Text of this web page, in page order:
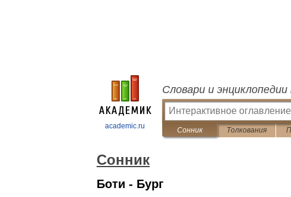
academic.ru
Словари и
Сонник Толкования
Сонник
Боти - Бург